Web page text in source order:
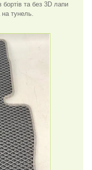
та без 3D лапи
тунель.